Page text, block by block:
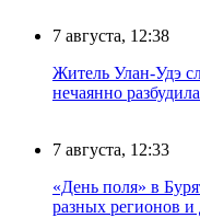
7 августа, 12:38
Житель Улан-Удэ
нечаянно
7 августа, 12:33
«День поля» в
разных регионов